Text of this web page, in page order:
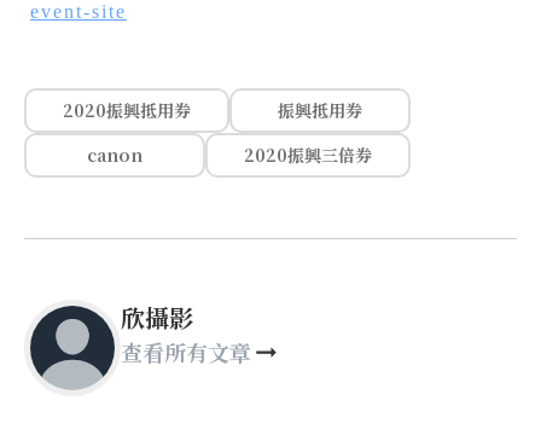
event-site
2020振興抵用券
振興抵用券
canon
2020振興三倍券
欣攝影
查看所有文章